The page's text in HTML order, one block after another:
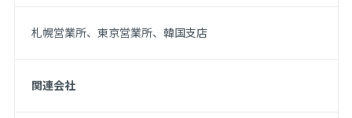
札幌営業所、東京営業所、韓国支店
関連会社